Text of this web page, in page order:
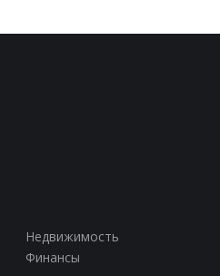
Недвижимость
Финансы